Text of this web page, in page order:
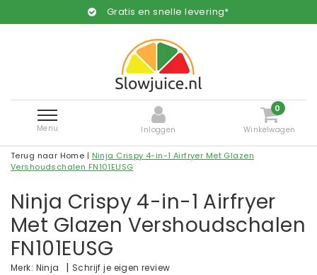
Gratis en snelle levering*
Menu Inloggen
0
Winkelwagen
Terug naar Home | Ninja Crispy 4-in-1 Airfryer Met Glazen
Vershoudschalen FN101EUSG
Ninja Crispy 4-in-1 Airfryer
Met Glazen Vershoudschalen
FN101EUSG
Merk: Ninja | Schrijf je eigen review